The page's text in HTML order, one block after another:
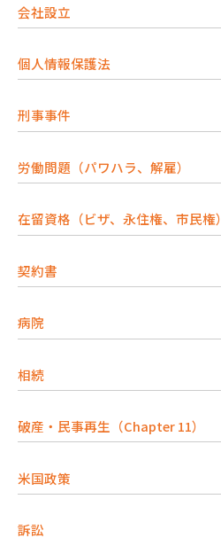
会社設立
個人情報保護法
刑事事件
労働問題（パワハラ、解雇）
在留資格（ビザ、永住権、市民権）
契約書
病院
相続
破産・民事再生（Chapter 11）
米国政策
訴訟